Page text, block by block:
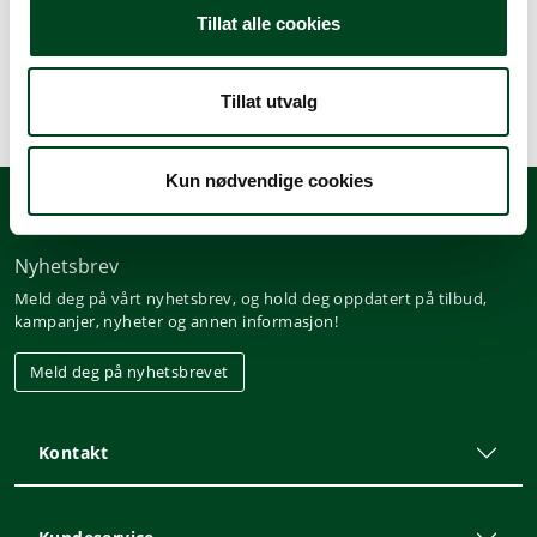
Tillat alle cookies
Tillat utvalg
Kun nødvendige cookies
Nyhetsbrev
Meld deg på vårt nyhetsbrev, og hold deg oppdatert på tilbud,
kampanjer, nyheter og annen informasjon!
Meld deg på nyhetsbrevet
Kontakt